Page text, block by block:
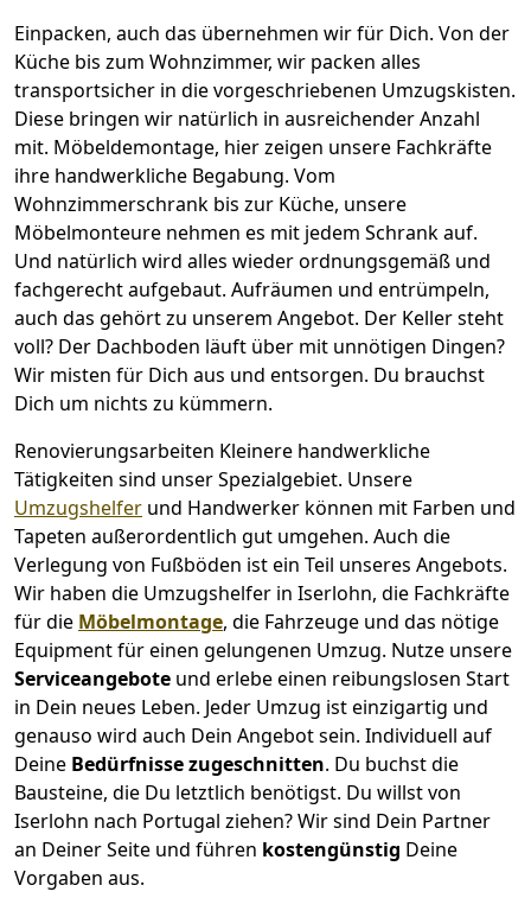
Einpacken, auch das übernehmen wir für Dich. Von der
Küche bis zum Wohnzimmer, wir packen alles
transportsicher in die vorgeschriebenen Umzugskisten.
Diese bringen wir natürlich in ausreichender Anzahl
mit. Möbeldemontage, hier zeigen unsere Fachkräfte
ihre handwerkliche Begabung. Vom
Wohnzimmerschrank bis zur Küche, unsere
Möbelmonteure nehmen es mit jedem Schrank auf.
Und natürlich wird alles wieder ordnungsgemäß und
fachgerecht aufgebaut. Aufräumen und entrümpeln,
auch das gehört zu unserem Angebot. Der Keller steht
voll? Der Dachboden läuft über mit unnötigen Dingen?
Wir misten für Dich aus und entsorgen. Du brauchst
Dich um nichts zu kümmern.
Renovierungsarbeiten Kleinere handwerkliche
Tätigkeiten sind unser Spezialgebiet. Unsere
Umzugshelfer und Handwerker können mit Farben und
Tapeten außerordentlich gut umgehen. Auch die
Verlegung von Fußböden ist ein Teil unseres Angebots.
Wir haben die Umzugshelfer in Iserlohn, die Fachkräfte
für die Möbelmontage, die Fahrzeuge und das nötige
Equipment für einen gelungenen Umzug. Nutze unsere
Serviceangebote und erlebe einen reibungslosen Start
in Dein neues Leben. Jeder Umzug ist einzigartig und
genauso wird auch Dein Angebot sein. Individuell auf
Deine Bedürfnisse zugeschnitten. Du buchst die
Bausteine, die Du letztlich benötigst. Du willst von
Iserlohn nach Portugal ziehen? Wir sind Dein Partner
an Deiner Seite und führen kostengünstig Deine
Vorgaben aus.